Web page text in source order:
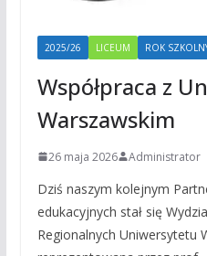
2025/26 LICEUM ROK
Współpraca z
Warszawskim
26 maja 2026 Administrator
Dziś naszym kolejnym
edukacyjnych stał się
Regionalnych Uniwersytetu